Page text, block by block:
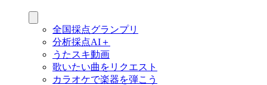
全国採点グランプリ
分析採点AI＋
うたスキ動画
歌いたい曲をリクエスト
カラオケで楽器を弾こう